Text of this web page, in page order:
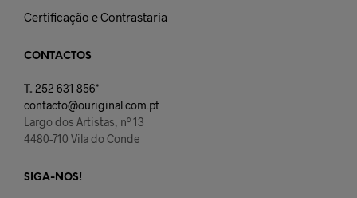
Certificação e Contrastaria
CONTACTOS
T. 252 631 856*
contacto@ouriginal.com.pt
Largo dos Artistas, nº 13
4480-710 Vila do Conde
SIGA-NOS!